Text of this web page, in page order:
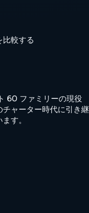
比較する
60 ファミリーの現役
ャーター時代に引き継
す。